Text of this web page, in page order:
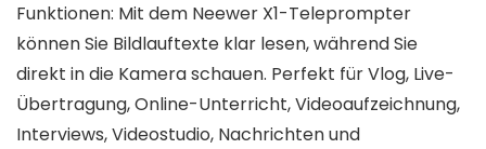
Funktionen: Mit dem Neewer X1-Teleprompter
können Sie Bildlauftexte klar lesen, während Sie
direkt in die Kamera schauen. Perfekt für Vlog, Live-
Übertragung, Online-Unterricht, Videoaufzeichnung,
Interviews, Videostudio, Nachrichten und